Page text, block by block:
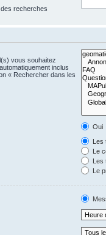
recherches
vous souhaitez
inclus
« Rechercher dans les
Oui
Les
Le
Les
Le